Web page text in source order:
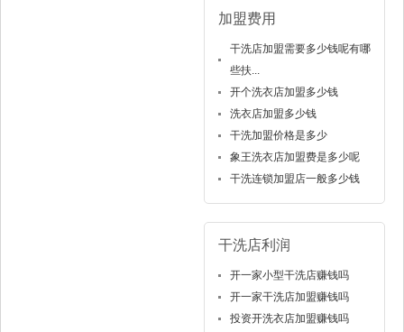
加盟费用
干洗店加盟需要多少钱呢有哪
些扶...
开个洗衣店加盟多少钱
洗衣店加盟多少钱
干洗加盟价格是多少
象王洗衣店加盟费是多少呢
干洗连锁加盟店一般多少钱
干洗店利润
开一家小型干洗店赚钱吗
开一家干洗店加盟赚钱吗
投资开洗衣店加盟赚钱吗